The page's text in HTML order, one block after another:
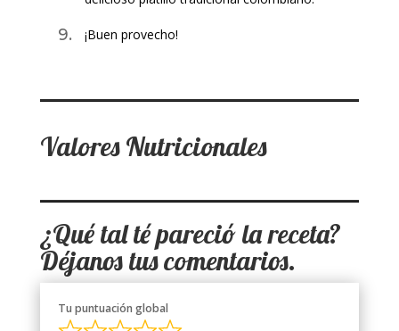
¡Buen provecho!
Valores Nutricionales
¿Qué tal tépareció la receta?
Déjanos tus comentarios.
Tu puntuación global